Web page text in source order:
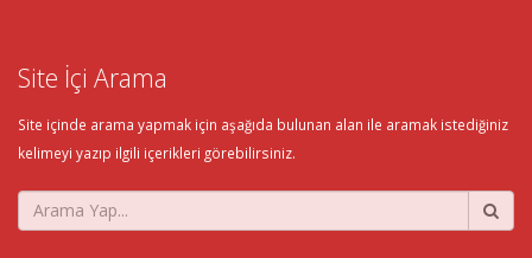
Site İçi Arama
Site içinde arama yapmak için aşağıda bulunan alan ile aramak istediğiniz
kelimeyi yazıp ilgili içerikleri görebilirsiniz.